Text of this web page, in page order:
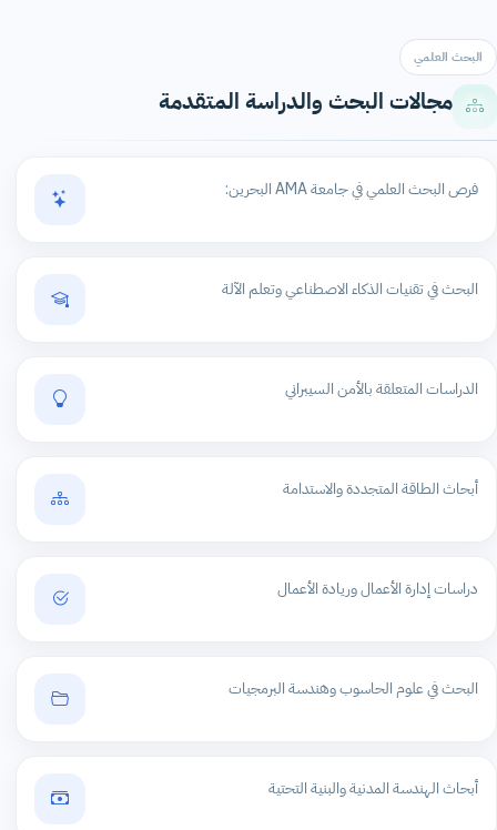
البحث العلمي
مجالات البحث والدراسة المتقدمة
فرص البحث العلمي في جامعة AMA البحرين:
البحث في تقنيات الذكاء الاصطناعي وتعلم الآلة
الدراسات المتعلقة بالأمن السيبراني
أبحاث الطاقة المتجددة والاستدامة
دراسات إدارة الأعمال وريادة الأعمال
البحث في علوم الحاسوب وهندسة البرمجيات
أبحاث الهندسة المدنية والبنية التحتية